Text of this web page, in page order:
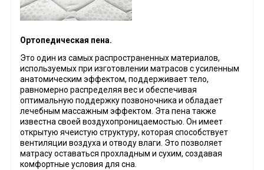
Ортопедическая пена.
Это один из самых распространенных материалов,
используемых при изготовлении матрасов с усиленным
анатомическим эффектом, поддерживает тело,
равномерно распределяя вес и обеспечивая
оптимальную поддержку позвоночника и обладает
лечебным массажным эффектом. Эта пена также
известна своей воздухопроницаемостью. Он имеет
открытую ячеистую структуру, которая способствует
вентиляции воздуха и отводу влаги. Это позволяет
матрасу оставаться прохладным и сухим, создавая
комфортные условия для сна.